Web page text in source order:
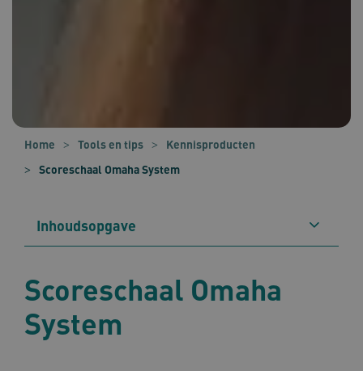
Home Tools en tips
Kennisproducten
Scoreschaal Omaha System
Inhoudsopgave
Scoreschaal Omaha
System